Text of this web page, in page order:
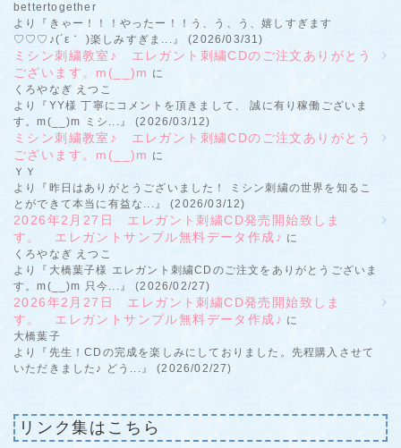
bettertogether
より『きゃー！！！やったー！！う、う、う、嬉しすぎます
♡♡♡♪(´ε｀ )楽しみすぎま...』 (2026/03/31)
ミシン刺繍教室♪ エレガント刺繍CDのご注文ありがとう
ございます。m(__)m に
くろやなぎ えつこ
より『YY様 丁寧にコメントを頂きまして、 誠に有り稼働ございま
す。m(__)m ミシ...』 (2026/03/12)
ミシン刺繍教室♪ エレガント刺繍CDのご注文ありがとう
ございます。m(__)m に
ＹＹ
より『昨日はありがとうございました！ ミシン刺繍の世界を知るこ
とができて本当に有益な...』 (2026/03/12)
2026年2月27日 エレガント刺繍CD発売開始致しま
す。 エレガントサンプル無料データ作成♪ に
くろやなぎ えつこ
より『大橋葉子様 エレガント刺繍CDのご注文をありがとうございま
す。m(__)m 只今...』 (2026/02/27)
2026年2月27日 エレガント刺繍CD発売開始致しま
す。 エレガントサンプル無料データ作成♪ に
大橋葉子
より『先生！CDの完成を楽しみにしておりました。先程購入させて
いただきました♪ どう...』 (2026/02/27)
リンク集はこちら